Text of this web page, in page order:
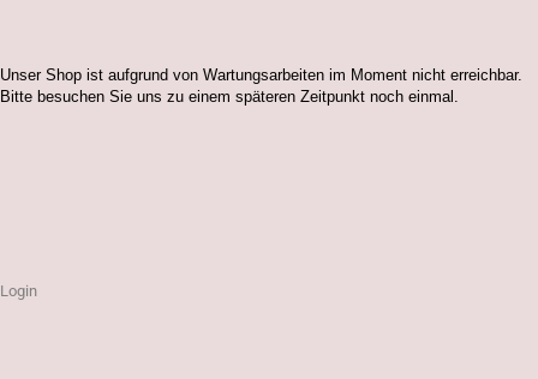
Unser Shop ist aufgrund von Wartungsarbeiten im Moment nicht erreichbar.
Bitte besuchen Sie uns zu einem späteren Zeitpunkt noch einmal.
Login